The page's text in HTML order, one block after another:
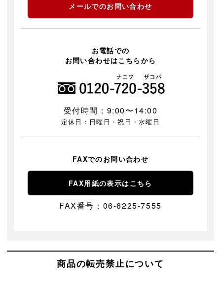
メールでのお問い合わせ
お電話での
お問い合わせはこちらから
受付時間：9:00〜14:00
定休日：日曜日・祝日・水曜日
FAXでのお問い合わせ
FAX用紙の表示はこちら
FAX番号：06-6225-7555
商品の転売禁止について